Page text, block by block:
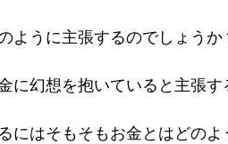
ように主張するのでしょうか
に幻想を抱いていると主張す
にはそもそもお金とはどの